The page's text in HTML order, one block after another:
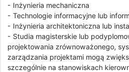
- Inżynieria mechaniczna
- Technologie informacyjne lub
- Inżynieria architektoniczna lub
- Studia magisterskie lub
projektowania zrównoważonego,
zarządzania projektami mogą
szczególnie na stanowiskach